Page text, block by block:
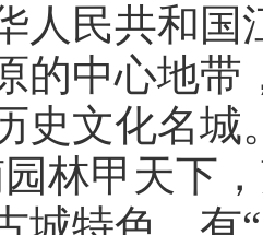
人民共和国
的中心地带
史文化名城
林甲天下